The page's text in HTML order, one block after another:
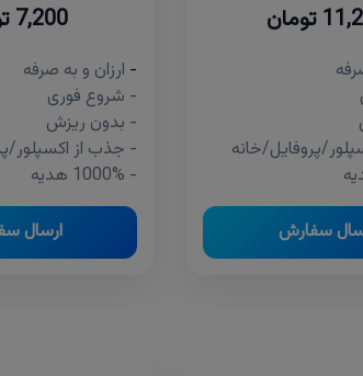
تومان
پروفایل/خانه
سفارش
7,200 تومان
- ارزان و به صرفه
- شروع فوری
- بدون ریزش
- جذب از اکسپلور/
- 1000% هدیه
ارسال